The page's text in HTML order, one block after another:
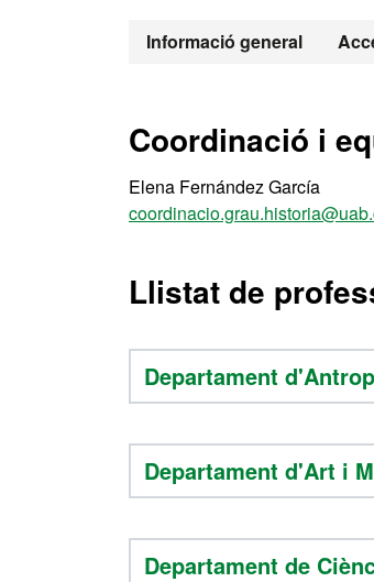
Informació general
Grau en
Coordinació i
Elena Fernández García
Llistat de
Departament
Departament d'Art i
Departament de